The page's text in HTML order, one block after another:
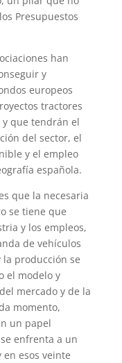
Presupuestos
han
y
europeos
tractores
que tendrán el
del sector, el
y el empleo
española.
que la necesaria
se tiene que
y los empleos,
de vehículos
producción se
el modelo y
mercado y de la
momento,
un papel
enfrenta a un
en esos veinte